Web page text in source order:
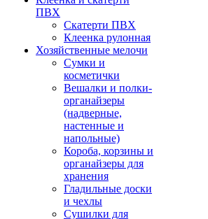
ПВХ
Скатерти ПВХ
Клеенка рулонная
Хозяйственные мелочи
Сумки и
косметички
Вешалки и полки-
органайзеры
(надверные,
настенные и
напольные)
Короба, корзины и
органайзеры для
хранения
Гладильные доски
и чехлы
Сушилки для